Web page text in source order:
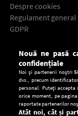
Despre cookies
Regulament general
GDPR
Descarcă gratuit
Nouă ne pasă
confidențiale
Noi și partenerii noștri
dvs., precum
personal. Puteți
orice moment, pe
raportate partenerilor
Atât noi, cât și